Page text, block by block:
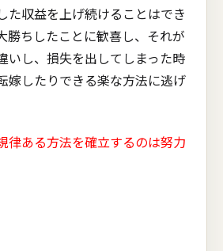
た収益を上げ続けることはでき
勝ちしたことに歓喜し、それが
いし、損失を出してしまった時
嫁したりできる楽な方法に逃げ
律ある方法を確立するのは努力